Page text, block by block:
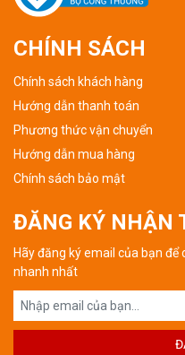
CHÍNH SÁCH
Chính sách khách hàng
Hướng dẫn thanh toán
Phương thức vận chuyển
Hướng dẫn mua hàng
Chính sách bảo mật
ĐĂNG KÝ NHẬN
Hãy đăng ký email của bạn
nhanh nhất